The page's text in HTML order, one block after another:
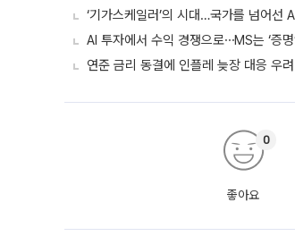
‘기가스케일러’의 시대…국가를 넘어
AI 투자에서 수익 경쟁으로⋯MS는 ‘증명
연준 금리 동결에 인플레 늦장 대응 우
좋아요
0